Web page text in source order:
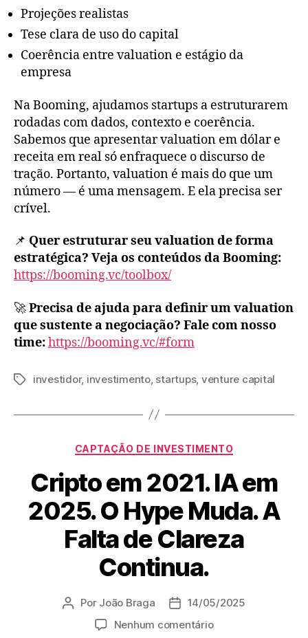
Projeções realistas
Tese clara de uso do capital
Coerência entre valuation e estágio da
empresa
Na Booming, ajudamos startups a estruturarem
rodadas com dados, contexto e coerência.
Sabemos que apresentar valuation em dólar e
receita em real só enfraquece o discurso de
tração. Portanto, valuation é mais do que um
número — é uma mensagem. E ela precisa ser
crível.
📌 Quer estruturar seu valuation de forma
estratégica? Veja os conteúdos da Booming:
https://booming.vc/toolbox/
🚀Precisa de ajuda para definir um valuation
que sustente a negociação? Fale com nosso
time:https://booming.vc/#form
investidor, investimento, startups, venture capital
CAPTAÇÃO DE INVESTIMENTO
Cripto em 2021. IA em
2025. O Hype Muda. A
Falta de Clareza
Continua.
Por João Braga
14/05/2025
Nenhum comentário